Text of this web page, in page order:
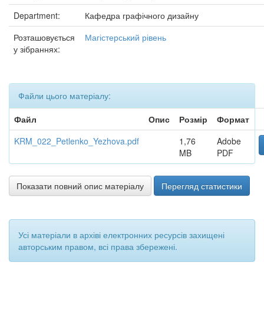
Department:
Кафедра графічного дизайну
Розташовується
у зібраннях:
Магістерський рівень
Файли цього матеріалу:
Файл
Опис Розмір
Формат
KRM_022_Petlenko_Yezhova.pdf
1,76
MB
Adobe
PDF
Показати повний опис матеріалу Перегляд статистики
Усі матеріали в архіві електронних ресурсів захищені
авторським правом, всі права збережені.